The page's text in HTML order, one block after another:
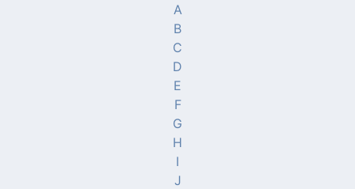
A
B
C
D
E
F
G
H
I
J